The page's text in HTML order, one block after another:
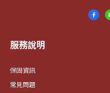
服務說明
保固資訊
常見問題